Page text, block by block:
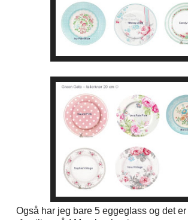
Også har jeg bare 5 eggeglass og det